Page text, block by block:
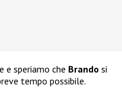
e speriamo che Brando si
tempo possibile.